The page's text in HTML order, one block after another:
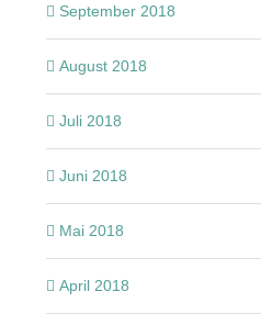
September 2018
August 2018
Juli 2018
Juni 2018
Mai 2018
April 2018